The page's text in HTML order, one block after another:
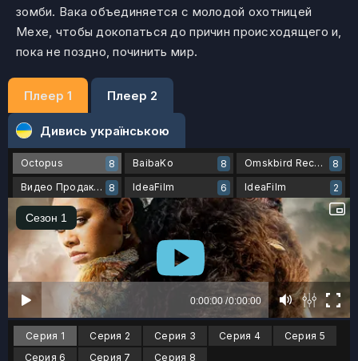
зомби. Вака объединяется с молодой охотницей
Мехе, чтобы докопаться до причин происходящего и,
пока не поздно, починить мир.
Плеер 1 Плеер 2
Дивись українською
Octopus 8 BaibaKo 8 Omskbird Records
8
Видео Продакшн
8 IdeaFilm 6 IdeaFilm 2
Серия 1 Серия 2 Серия 3 Серия 4
Серия 5
Серия 6
Серия 7 Серия 8